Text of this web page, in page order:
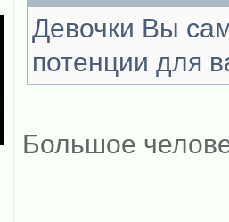
Девочки Вы
потенции для
Большое